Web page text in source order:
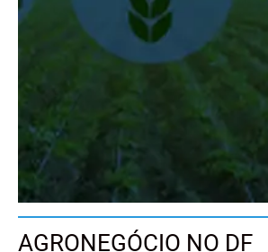
AGRONEGÓCIO NO DF